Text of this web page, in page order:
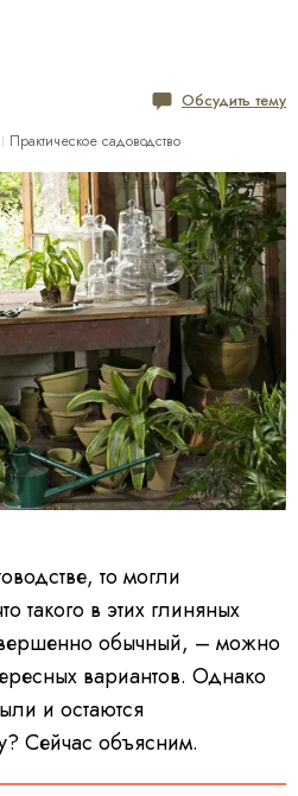
Обсудить тему
Практическое садоводство
то могли
такого в этих глиняных
обычный, – можно
вариантов. Однако
и остаются
Сейчас объясним.